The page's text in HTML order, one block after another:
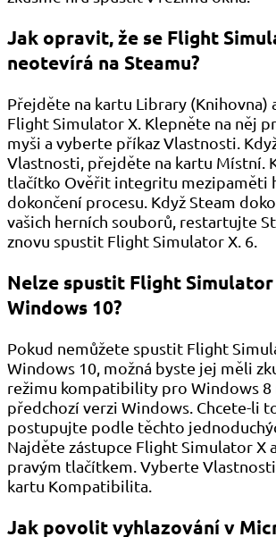
Jak opravit, že se Flight
neotevírá na Steamu?
Přejděte na kartu Library (Knihovna)
Flight Simulator X. Klepněte na něj
myši a vyberte příkaz Vlastnosti.
Vlastnosti, přejděte na kartu Místní.
tlačítko Ověřit integritu mezipaměti
dokončení procesu. Když Steam
vašich herních souborů, restartujte
znovu spustit Flight Simulator X. 6.
Nelze spustit Flight Simulator
Windows 10?
Pokud nemůžete spustit Flight
Windows 10, možná byste jej měli
režimu kompatibility pro Windows 8
předchozí verzi Windows. Chcete-li
postupujte podle těchto
Najděte zástupce Flight Simulator X
pravým tlačítkem. Vyberte
kartu Kompatibilita.
Jak povolit vyhlazování v